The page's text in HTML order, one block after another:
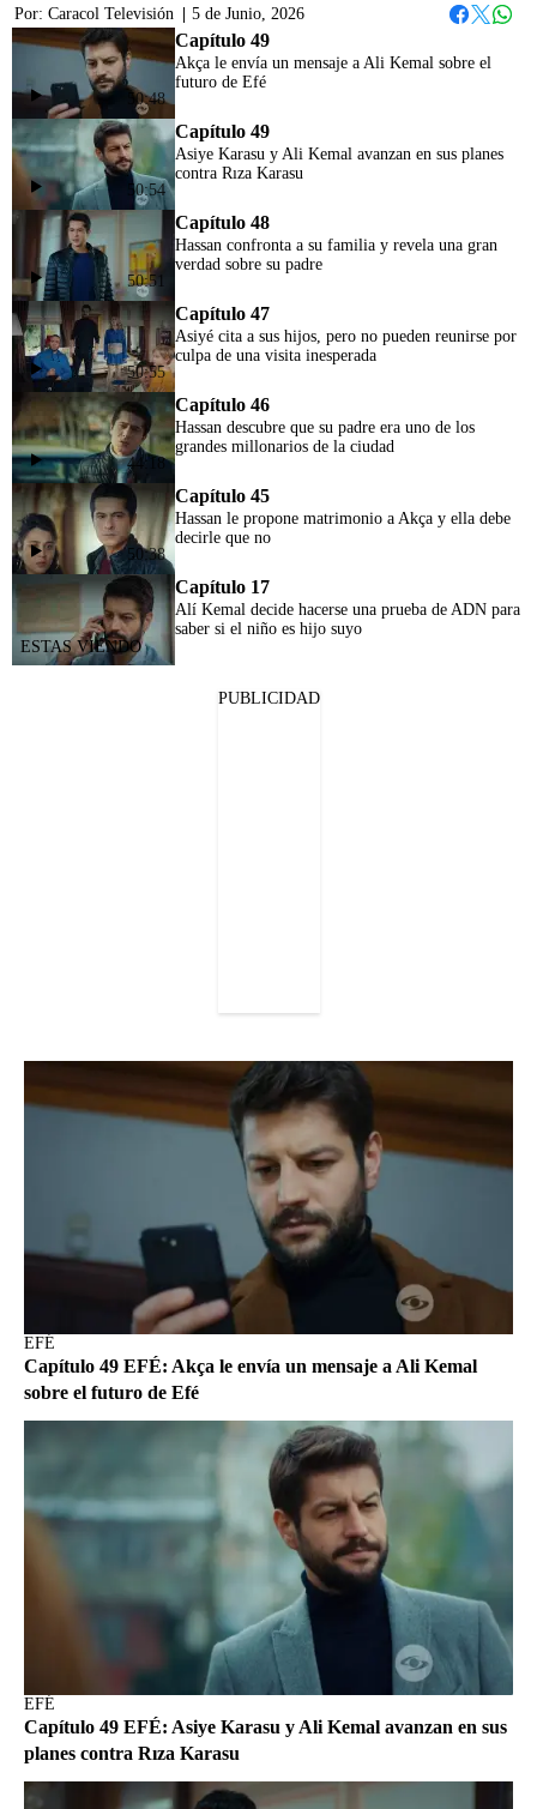
Por: Caracol Televisión
5 de Junio, 2026
50:48
Capítulo 49
Akça le envía un mensaje a Ali Kemal sobre el
futuro de Efé
50:54
Capítulo 49
Asiye Karasu y Ali Kemal avanzan en sus planes
contra Rıza Karasu
50:51
Capítulo 48
Hassan confronta a su familia y revela una gran
verdad sobre su padre
50:55
Capítulo 47
Asiyé cita a sus hijos, pero no pueden reunirse por
culpa de una visita inesperada
44:18
Capítulo 46
Hassan descubre que su padre era uno de los
grandes millonarios de la ciudad
50:38
Capítulo 45
Hassan le propone matrimonio a Akça y ella debe
decirle que no
Capítulo 17
Alí Kemal decide hacerse una prueba de ADN para
saber si el niño es hijo suyo
PUBLICIDAD
EFÉ
Capítulo 49 EFÉ: Akça le envía un mensaje a Ali Kemal
sobre el futuro de Efé
EFÉ
Capítulo 49 EFÉ: Asiye Karasu y Ali Kemal avanzan en sus
planes contra Rıza Karasu